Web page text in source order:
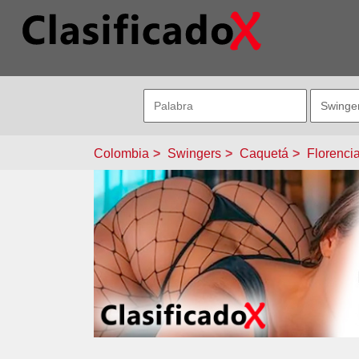
Colombia Swingers Caquetá